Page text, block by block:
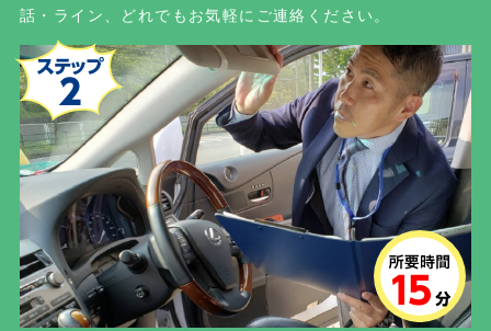
話・ライン、どれでもお気軽にご連絡ください。